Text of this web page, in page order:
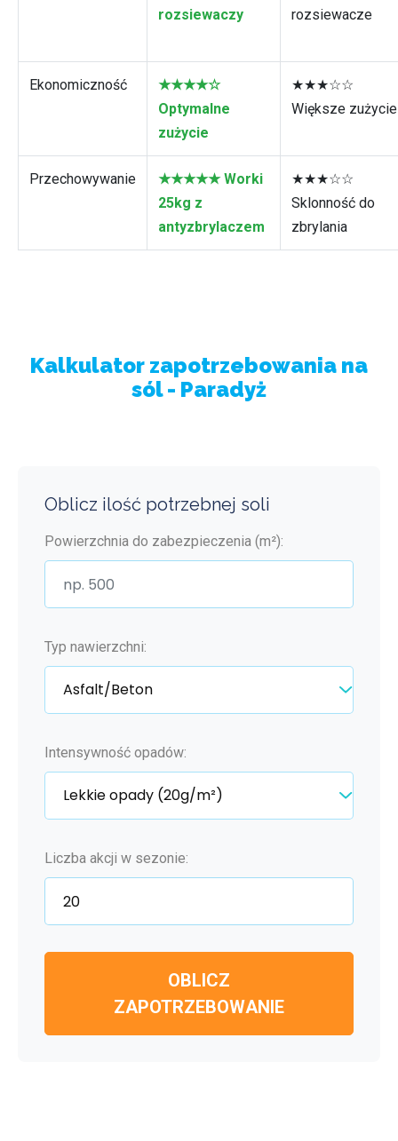
rozsiewaczy
rozsiewacze
Ekonomiczność
★★★★☆
Optymalne
zużycie
★★★☆☆
Większe zużycie
Przechowywanie
★★★★★ Worki
25kg z
antyzbrylaczem
★★★☆☆
Sklonność do
zbrylania
Kalkulator zapotrzebowania na
sól - Paradyż
Oblicz ilość potrzebnej soli
Powierzchnia do zabezpieczenia (m²):
Typ nawierzchni:
Intensywność opadów:
Liczba akcji w sezonie:
OBLICZ
ZAPOTRZEBOWANIE